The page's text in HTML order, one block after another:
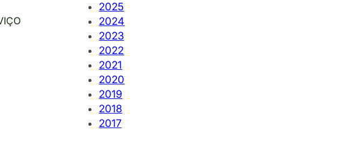
2025
2024
2023
2022
2021
2020
2019
2018
2017